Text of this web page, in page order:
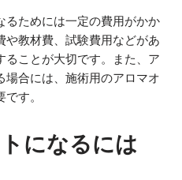
るためには一定の費用がかか
や教材費、試験費用などがあ
ることが大切です。また、ア
場合には、施術用のアロマオ
す。
になるには